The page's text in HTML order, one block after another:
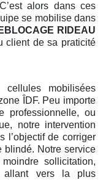
alors dans ces
se mobilise dans
RIDEAU
client de sa praticité
cellules mobilisées
ÎDF. Peu importe
professionnelle, ou
notre intervention
l’objectif de corriger
blindé. Notre service
sollicitation,
vers la plus